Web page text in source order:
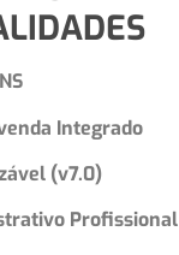
Integrado
(v7.0)
Profissional